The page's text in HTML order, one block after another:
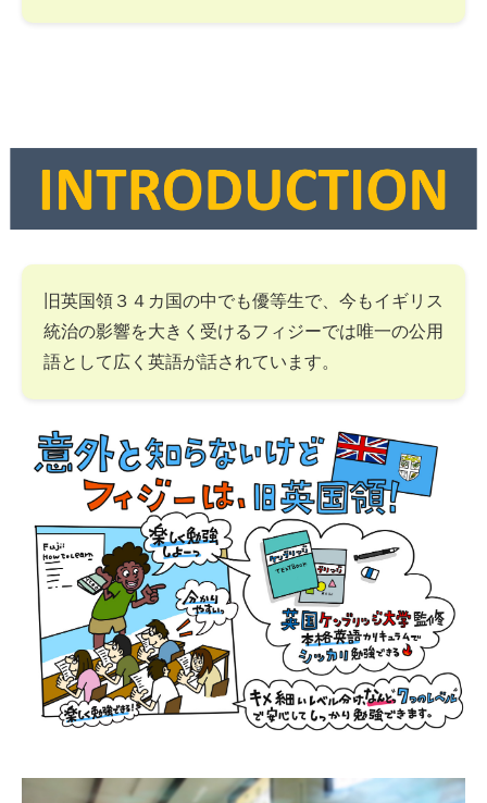
旧英国領３４カ国の中でも優等生で、今もイギリス
統治の影響を大きく受けるフィジーでは唯一の公用
語として広く英語が話されています。